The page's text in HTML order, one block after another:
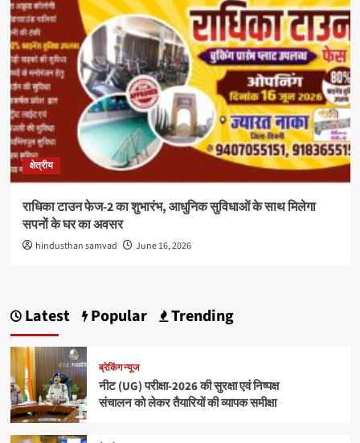
क्षेत्रीय
राधिका टाउन फेज-2 का शुभारंभ, आधुनिक सुविधाओं के साथ मिलेगा
सपनों के घर का अवसर
hindusthan samvad June 16, 2026
Latest Popular Trending
ब्रेकिंग न्यूज
नीट (UG) परीक्षा-2026 की सुरक्षा एवं निष्पक्ष
संचालन को लेकर तैयारियों की व्यापक समीक्षा